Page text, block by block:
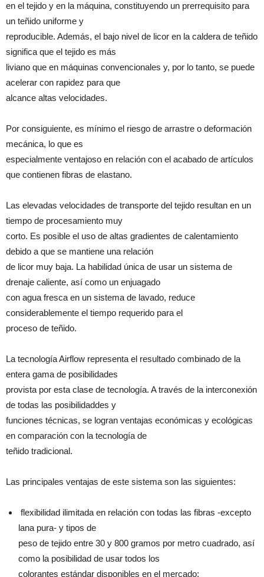
en el tejido y en la máquina, constituyendo un prerrequisito para
un teñido uniforme y
reproducible. Además, el bajo nivel de licor en la caldera de teñido
significa que el tejido es más
liviano que en máquinas convencionales y, por lo tanto, se puede
acelerar con rapidez para que
alcance altas velocidades.
Por consiguiente, es mínimo el riesgo de arrastre o deformación
mecánica, lo que es
especialmente ventajoso en relación con el acabado de artículos
que contienen fibras de elastano.
Las elevadas velocidades de transporte del tejido resultan en un
tiempo de procesamiento muy
corto. Es posible el uso de altas gradientes de calentamiento
debido a que se mantiene una relación
de licor muy baja. La habilidad única de usar un sistema de
drenaje caliente, así como un enjuagado
con agua fresca en un sistema de lavado, reduce
considerablemente el tiempo requerido para el
proceso de teñido.
La tecnología Airflow representa el resultado combinado de la
entera gama de posibilidades
provista por esta clase de tecnología. A través de la interconexión
de todas las posibilidaddes y
funciones técnicas, se logran ventajas económicas y ecológicas
en comparación con la tecnología de
teñido tradicional.
Las principales ventajas de este sistema son las siguientes:
flexibilidad ilimitada en relación con todas las fibras -excepto
lana pura- y tipos de
peso de tejido entre 30 y 800 gramos por metro cuadrado, así
como la posibilidad de usar todos los
colorantes estándar disponibles en el mercado;